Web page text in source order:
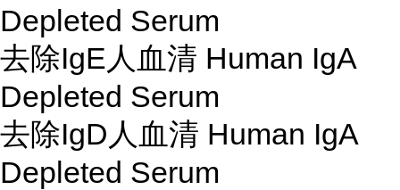
Depleted Serum
去除IgE人血清 Human IgA
Depleted Serum
去除IgD人血清 Human IgA
Depleted Serum